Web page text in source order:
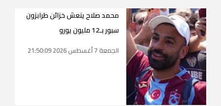
محمد صلاح ينعش خزائن طرابزون
سبور بـ12 مليون يورو
الجمعة 7 أغسطس 2026 21:50:09